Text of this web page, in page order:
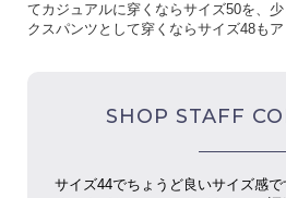
てカジュアルに穿くならサイズ50を、
クスパンツとして穿くならサイズ48もア
SHOP STAFF
サイズ44でちょうど良いサイズ感